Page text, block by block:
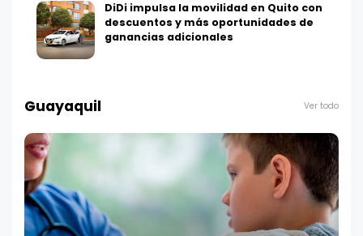
DiDi impulsa la movilidad en Quito con
descuentos y más oportunidades de
ganancias adicionales
Guayaquil Ver todo